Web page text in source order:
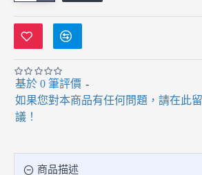
基於 0 筆評價 -
如果您對本商品有任何問題，請在此
議！
商品描述